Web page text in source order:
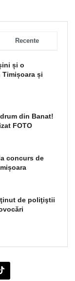
Recente
și o
și
din Banat!
FOTO
concurs de
de poliţiştii